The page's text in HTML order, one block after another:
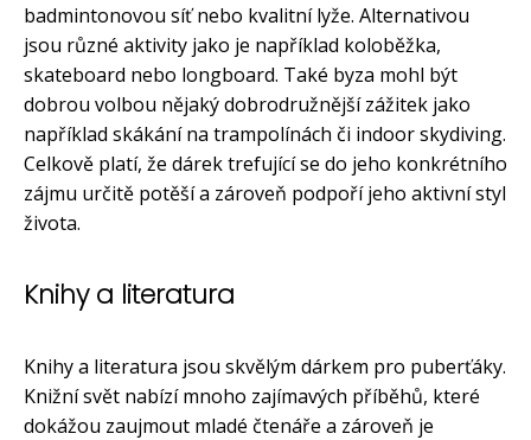
badmintonovou síť nebo kvalitní lyže. Alternativou
jsou různé aktivity jako je například koloběžka,
skateboard nebo longboard. Také byza mohl být
dobrou volbou nějaký dobrodružnější zážitek jako
například skákání na trampolínách či indoor skydiving.
Celkově platí, že dárek trefující se do jeho konkrétního
zájmu určitě potěší a zároveň podpoří jeho aktivní styl
života.
Knihy a literatura
Knihy a literatura jsou skvělým dárkem pro puberťáky.
Knižní svět nabízí mnoho zajímavých příběhů, které
dokážou zaujmout mladé čtenáře a zároveň je